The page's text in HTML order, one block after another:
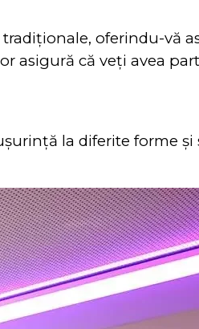
oferindu-vă
asigură că veți avea
la diferite forme